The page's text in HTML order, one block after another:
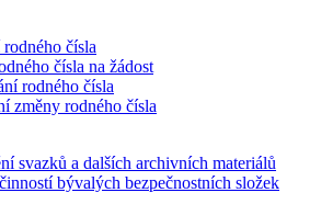
čísla
čísla na žádost
rodného čísla
změny rodného čísla
svazků a dalších archivních materiálů
bývalých bezpečnostních složek